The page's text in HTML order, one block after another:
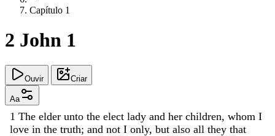
Capítulo 1
2 John 1
Ouvir Criar
Aa
1 The elder unto the elect lady and her children, whom I
love in the truth; and not I only, but also all they that